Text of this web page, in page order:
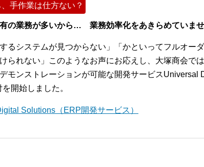
手作業は仕方ない？
の業務が多いから… 業務効率化をあきらめていませ
るシステムが見つからない」「かといってフルオー
られない」このようなお声にお応えし、大塚商会で
モンストレーションが可能な開発サービスUniversal
開始しました。
Solutions（ERP開発サービス）